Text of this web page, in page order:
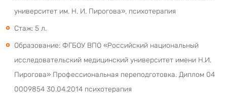
университет им. Н. И. Пирогова», психотерапия
Стаж: 5 л.
Образование: ФГБОУ ВПО «Российский национальный
исследовательский медицинский университет имени Н.И.
Пирогова» Профессиональная переподготовка. Диплом 04
0009854 30.04.2014 психотерапия